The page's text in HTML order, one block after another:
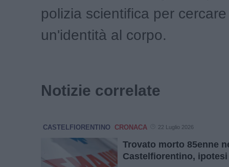
polizia scientifica per
un'identità al corpo.
Notizie correlate
CASTELFIORENTINO CRONACA 22 Luglio 2026
Trovato morto 85enne
Castelfiorentino,